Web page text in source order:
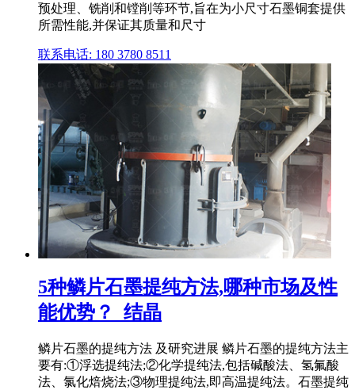
预处理、铣削和镗削等环节,旨在为小尺寸石墨铜套提供
所需性能,并保证其质量和尺寸
联系电话: 180 3780 8511
5种鳞片石墨提纯方法,哪种市场及性
能优势？_结晶
鳞片石墨的提纯方法 及研究进展 鳞片石墨的提纯方法主
要有:①浮选提纯法;②化学提纯法,包括碱酸法、氢氟酸
法、氯化焙烧法;③物理提纯法,即高温提纯法。石墨提纯